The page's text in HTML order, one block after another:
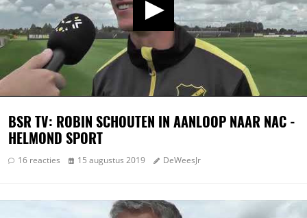
BSR TV: ROBIN SCHOUTEN IN AANLOOP NAAR NAC -
HELMOND SPORT
16 reacties 15 augustus 2019 DeWeesJr